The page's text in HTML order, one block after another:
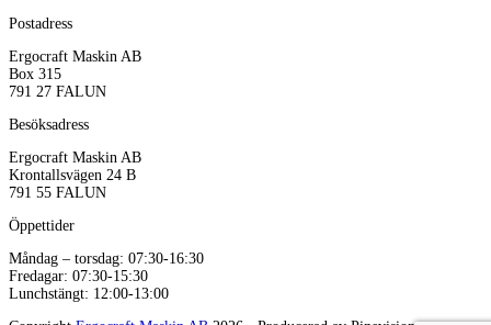
Postadress
Ergocraft Maskin AB
Box 315
791 27 FALUN
Besöksadress
Ergocraft Maskin AB
Krontallsvägen 24 B
791 55 FALUN
Öppettider
Måndag – torsdag: 07:30-16:30
Fredagar: 07:30-15:30
Lunchstängt: 12:00-13:00